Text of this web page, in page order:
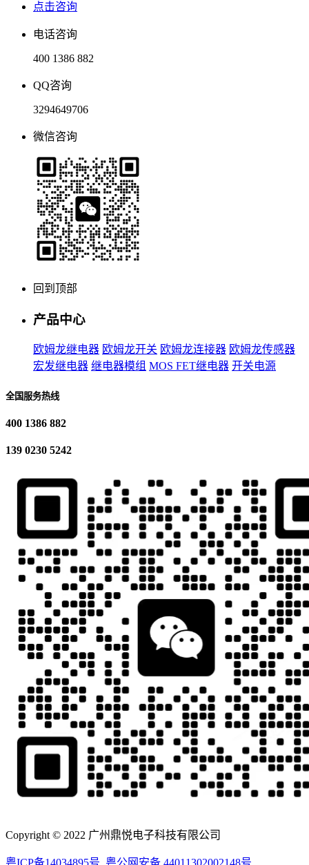
点击咨询
电话咨询
400 1386 882
QQ咨询
3294649706
微信咨询
回到顶部
产品中心
欧姆龙继电器 欧姆龙开关 欧姆龙连接器 欧姆龙传感器
宏发继电器 继电器模组 MOS FET继电器 开关电源
全国服务热线
400 1386 882
139 0230 5242
Copyright © 2022 广州鼎悦电子科技有限公司